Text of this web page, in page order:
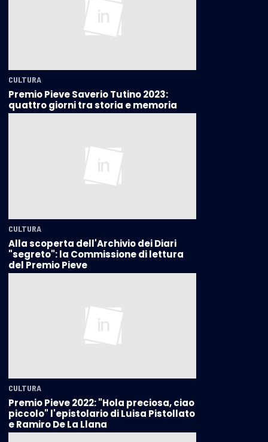
CULTURA
Premio Pieve Saverio Tutino 2023:
quattro giorni tra storia e memoria
CULTURA
Alla scoperta dell'Archivio dei Diari
"segreto": la Commissione di lettura
del Premio Pieve
CULTURA
Premio Pieve 2022: "Hola preciosa, ciao
piccolo" l'epistolario di Luisa Pistollato
e Ramiro De La Llana